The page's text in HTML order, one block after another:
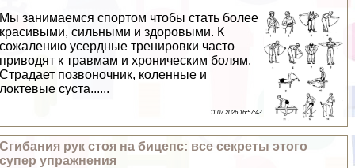
Мы занимаемся спортом чтобы стать более
красивыми, сильными и здоровыми. К
сожалению усердные тренировки часто
приводят к травмам и хроническим болям.
Страдает позвоночник, коленные и
локтевые суста......
11 07 2026 16:57:43
Сгибания рук стоя на бицепс: все секреты этого
супер упражнения